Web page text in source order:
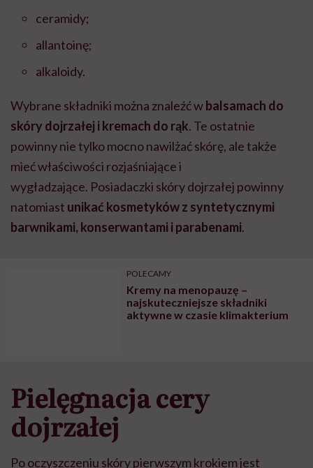
ceramidy;
allantoinę;
alkaloidy.
Wybrane składniki można znaleźć wbalsamach do
skóry dojrzałej i kremach do rąk. Te ostatnie
powinny nie tylko mocno nawilżać skórę, ale także
mieć właściwości rozjaśniające i
wygładzające. Posiadaczki skóry dojrzałej powinny
natomiast unikać kosmetyków z syntetycznymi
barwnikami, konserwantami i parabenami.
POLECAMY
Kremy na menopauzę –
najskuteczniejsze składniki
aktywne w czasie klimakterium
Pielęgnacja cery
dojrzałej
Po oczyszczeniu skóry pierwszym krokiem jest